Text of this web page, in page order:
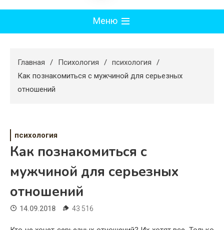
Меню
Худеем
Психология
Дом
Жизнь
Хобби
Красота
Главная Психология
психология
Как познакомиться с мужчиной для серьезных
отношений
психология
Как познакомиться с
мужчиной для серьезных
отношений
14.09.2018 43 516